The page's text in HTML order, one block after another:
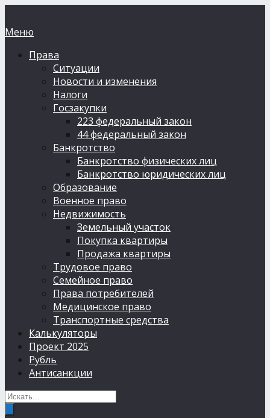
Меню
Права
Ситуации
Новости и изменения
Налоги
Госзакупки
223 федеральный закон
44 федеральный закон
Банкротство
Банкротство физических лиц
Банкротство юридических лиц
Образование
Военное право
Недвижимость
Земельный участок
Покупка квартиры
Продажа квартиры
Трудовое право
Семейное право
Права потребителей
Медицинское право
Транспортные средства
Калькуляторы
Проект 2025
Рубль
Антисанкции